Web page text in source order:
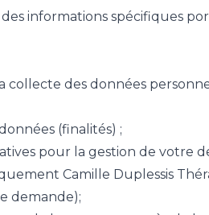
informations spécifiques
des données
(finalités) ;
pour la gestion de votre
Camille Duplessis
demande);